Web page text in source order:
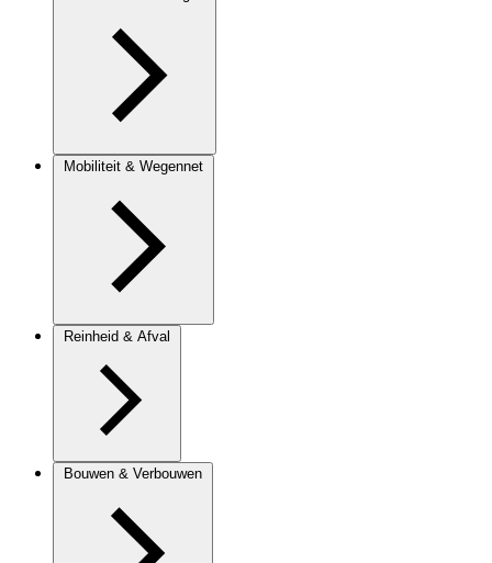
Mobiliteit & Wegennet
Reinheid & Afval
Bouwen & Verbouwen